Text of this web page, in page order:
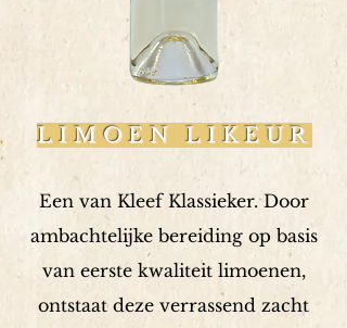
LIMOEN LIKEUR
Een van Kleef Klassieker. Door
ambachtelijke bereiding op basis
van eerste kwaliteit limoenen,
ontstaat deze verrassend zacht